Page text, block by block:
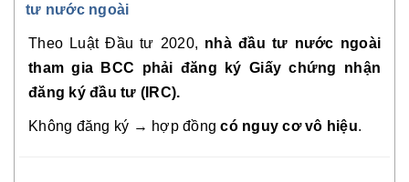
tư nước ngoài
Theo Luật Đầu tư 2020, nhà đầu tư nước ngoài
tham gia BCC phải đăng ký Giấy chứng nhận
đăng ký đầu tư (IRC).
Không đăng ký → hợp đồngcó nguy cơ vô hiệu.